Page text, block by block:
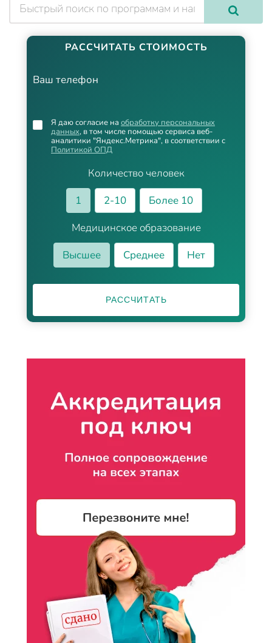
РАССЧИТАТЬ СТОИМОСТЬ
Ваш телефон
Количество человек
1
2-10
Более 10
Медицинское образование
Высшее
Среднее Нет
Я даю согласие на обработку персональных
данных, в том числе помощью сервиса веб-
аналитики "Яндекс.Метрика", в соответствии с
Политикой ОПД
РАССЧИТАТЬ